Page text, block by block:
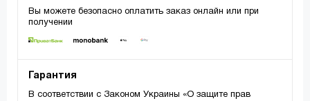
Вы можете безопасно оплатить заказ онлайн или при
получении
Гарантия
В соответствии с Законом Украины «О защите прав